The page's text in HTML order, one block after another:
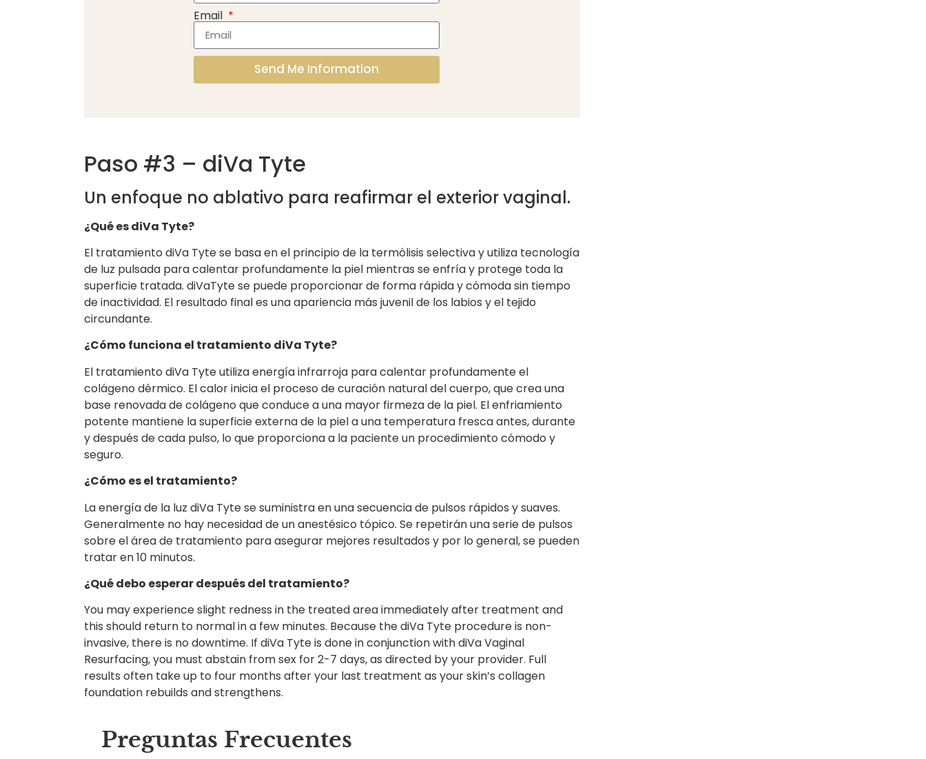
Email
Send Me Information
Paso #3 – diVa Tyte
Un enfoque no ablativo para reafirmar el exterior vaginal.
¿Qué es diVa Tyte?
El tratamiento diVa Tyte se basa en el principio de la termólisis selectiva y utiliza tecnología
de luz pulsada para calentar profundamente la piel mientras se enfría y protege toda la
superficie tratada. diVaTyte se puede proporcionar de forma rápida y cómoda sin tiempo
de inactividad. El resultado final es una apariencia más juvenil de los labios y el tejido
circundante.
¿Cómo funciona el tratamiento diVa Tyte?
El tratamiento diVa Tyte utiliza energía infrarroja para calentar profundamente el
colágeno dérmico. El calor inicia el proceso de curación natural del cuerpo, que crea una
base renovada de colágeno que conduce a una mayor firmeza de la piel. El enfriamiento
potente mantiene la superficie externa de la piel a una temperatura fresca antes, durante
y después de cada pulso, lo que proporciona a la paciente un procedimiento cómodo y
seguro.
¿Cómo es el tratamiento?
La energía de la luz diVa Tyte se suministra en una secuencia de pulsos rápidos y suaves.
Generalmente no hay necesidad de un anestésico tópico. Se repetirán una serie de pulsos
sobre el área de tratamiento para asegurar mejores resultados y por lo general, se pueden
tratar en 10 minutos.
¿Qué debo esperar después del tratamiento?
You may experience slight redness in the treated area immediately after treatment and
this should return to normal in a few minutes. Because the diVa Tyte procedure is non-
invasive, there is no downtime. If diVa Tyte is done in conjunction with diVa Vaginal
Resurfacing, you must abstain from sex for 2-7 days, as directed by your provider. Full
results often take up to four months after your last treatment as your skin’s collagen
foundation rebuilds and strengthens.
Preguntas Frecuentes